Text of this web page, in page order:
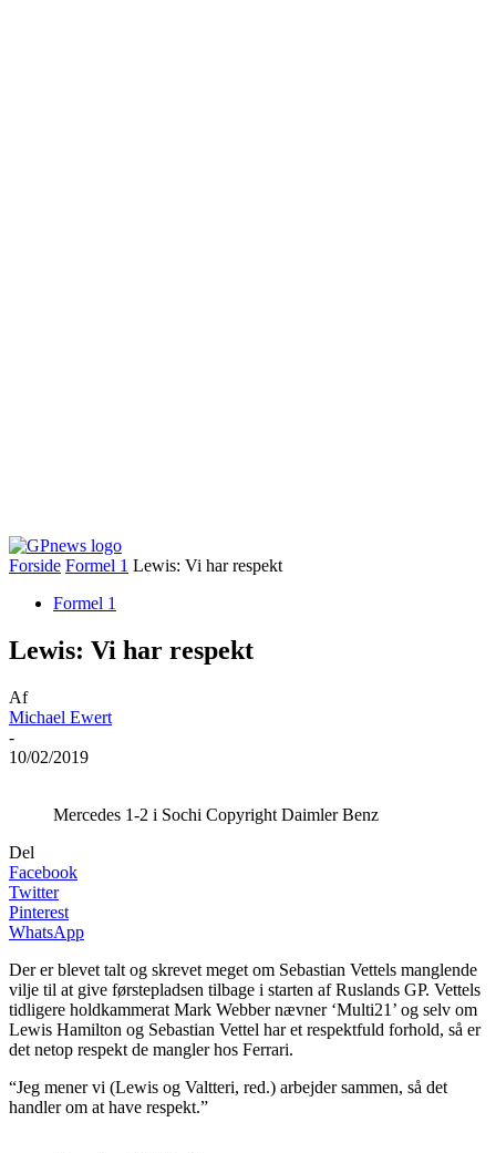
Forside Formel 1 Lewis: Vi har respekt
Formel 1
Lewis: Vi har respekt
Af
Michael Ewert
-
10/02/2019
Mercedes 1-2 i Sochi Copyright Daimler Benz
Del
Facebook
Twitter
Pinterest
WhatsApp
Der er blevet talt og skrevet meget om Sebastian Vettels manglende
vilje til at give førstepladsen tilbage i starten af Ruslands GP. Vettels
tidligere holdkammerat Mark Webber nævner ‘Multi21’ og selv om
Lewis Hamilton og Sebastian Vettel har et respektfuld forhold, så er
det netop respekt de mangler hos Ferrari.
“Jeg mener vi (Lewis og Valtteri, red.) arbejder sammen, så det
handler om at have respekt.”